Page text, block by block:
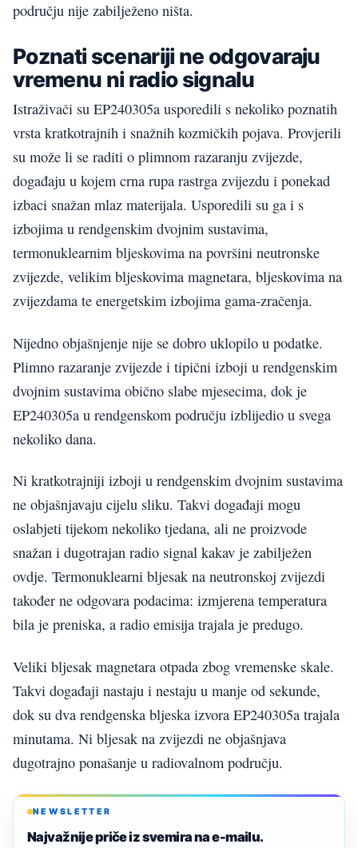
području nije zabilježeno ništa.
Poznati scenariji ne odgovaraju
vremenu ni radio signalu
Istraživači su EP240305a usporedili s nekoliko poznatih
vrsta kratkotrajnih i snažnih kozmičkih pojava. Provjerili
su može li se raditi o plimnom razaranju zvijezde,
događaju u kojem crna rupa rastrga zvijezdu i ponekad
izbaci snažan mlaz materijala. Usporedili su ga i s
izbojima u rendgenskim dvojnim sustavima,
termonuklearnim bljeskovima na površini neutronske
zvijezde, velikim bljeskovima magnetara, bljeskovima na
zvijezdama te energetskim izbojima gama-zračenja.
Nijedno objašnjenje nije se dobro uklopilo u podatke.
Plimno razaranje zvijezde i tipični izboji u rendgenskim
dvojnim sustavima obično slabe mjesecima, dok je
EP240305a u rendgenskom području izblijedio u svega
nekoliko dana.
Ni kratkotrajniji izboji u rendgenskim dvojnim sustavima
ne objašnjavaju cijelu sliku. Takvi događaji mogu
oslabjeti tijekom nekoliko tjedana, ali ne proizvode
snažan i dugotrajan radio signal kakav je zabilježen
ovdje. Termonuklearni bljesak na neutronskoj zvijezdi
također ne odgovara podacima: izmjerena temperatura
bila je preniska, a radio emisija trajala je predugo.
Veliki bljesak magnetara otpada zbog vremenske skale.
Takvi događaji nastaju i nestaju u manje od sekunde,
dok su dva rendgenska bljeska izvora EP240305a trajala
minutama. Ni bljesak na zvijezdi ne objašnjava
dugotrajno ponašanje u radiovalnom području.
NEWSLETTER
Najvažnije priče iz svemira na e-mailu.